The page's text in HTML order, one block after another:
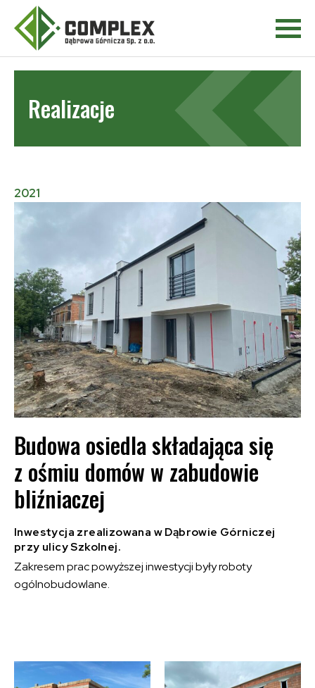
Realizacje
2021
Budowa osiedla składająca się
z ośmiu domów w zabudowie
bliźniaczej
Inwestycja zrealizowana w Dąbrowie Górniczej
przy ulicy Szkolnej.
Zakresem prac powyższej inwestycji były roboty
ogólnobudowlane.